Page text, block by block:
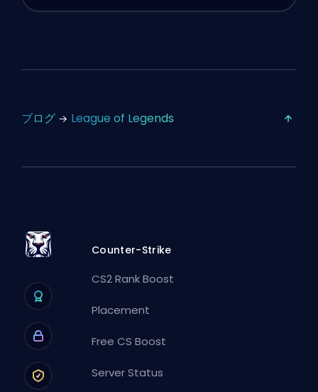
ブログ League of Legends
Counter-Strike
CS2 Rank Boost
Placement
Free CS Boost
Server Status